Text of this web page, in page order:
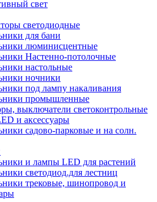
свет
светодиодные
для бани
люминисцентные
Настенно-потолочные
настольные
ночники
под лампу накаливания
промышленные
выключатели светоконтрольные
и аксессуары
садово-парковые и на солн.
и лампы LED для растений
светодиод.для лестниц
трековые, шинопровод и